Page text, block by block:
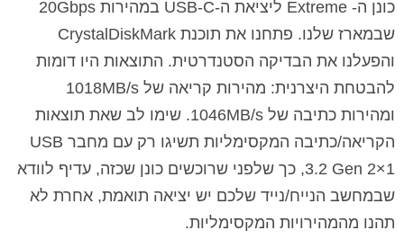
כונן ה- Extreme ליציאת ה-USB-C במהירות 20Gbps
שבמארז שלנו. פתחנו את תוכנת CrystalDiskMark
והפעלנו את הבדיקה הסטנדרטית. התוצאות היו דומות
להבטחת היצרנית: מהירות קריאה של 1018MB/s
ומהירות כתיבה של 1046MB/s. שימו לב שאת תוצאות
הקריאה/כתיבה המקסימליות תשיגו רק עם מחבר USB
3.2 Gen 2×1, כך שלפני שרוכשים כונן שכזה, עדיף לוודא
שבמחשב הנייח/נייד שלכם יש יציאה תואמת, אחרת לא
תהנו מהמהירויות המקסימליות.